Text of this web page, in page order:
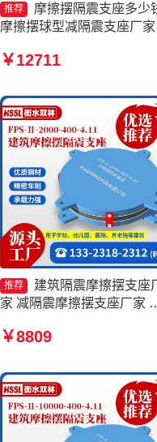
推荐
摩擦摆隔震支座多少
摩擦摆球型减隔震支座厂
擦摆隔震支座生产厂家
￥12711
推荐
建筑隔震摩擦摆支座
家 减隔震摩擦摆支座厂家
JZQZ-15000源头工厂
￥8809